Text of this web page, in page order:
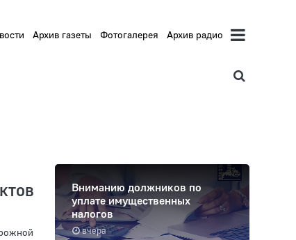
Архив газеты Фотогалерея Архив радио
вчера
Вниманию должников по
уплате имущественных
налогов